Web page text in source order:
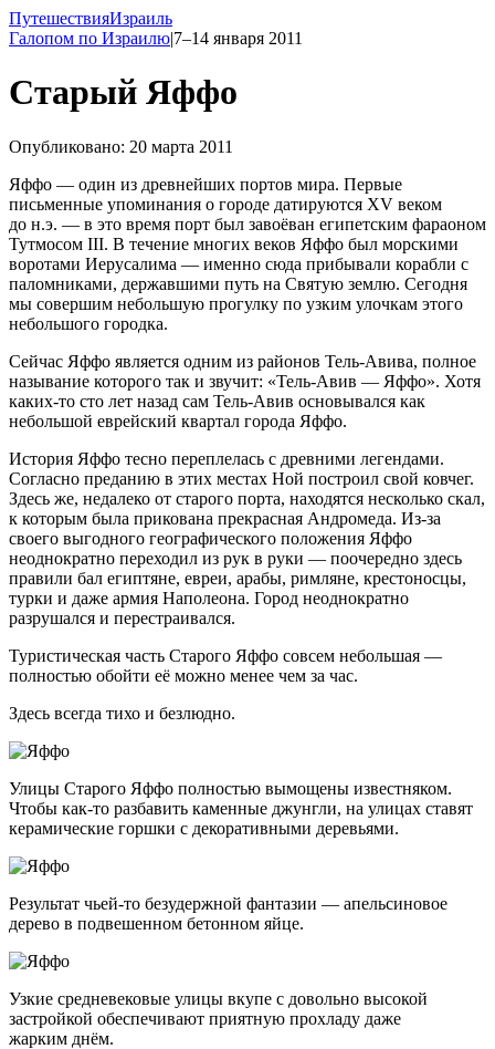
ПутешествияИзраиль
Галопом по Израилю|7–14 января 2011
Старый Яффо
Опубликовано: 20 марта 2011
Яффо — один из древнейших портов мира. Первые
письменные упоминания о городе датируются XV веком
до н.э. — в это время порт был завоёван египетским фараоном
Тутмосом III. В течение многих веков Яффо был морскими
воротами Иерусалима — именно сюда прибывали корабли с
паломниками, державшими путь на Святую землю. Сегодня
мы совершим небольшую прогулку по узким улочкам этого
небольшого городка.
Сейчас Яффо является одним из районов Тель-Авива, полное
называние которого так и звучит: «Тель-Авив — Яффо». Хотя
каких-то сто лет назад сам Тель-Авив основывался как
небольшой еврейский квартал города Яффо.
История Яффо тесно переплелась с древними легендами.
Согласно преданию в этих местах Ной построил свой ковчег.
Здесь же, недалеко от старого порта, находятся несколько скал,
к которым была прикована прекрасная Андромеда. Из-за
своего выгодного географического положения Яффо
неоднократно переходил из рук в руки — поочередно здесь
правили бал египтяне, евреи, арабы, римляне, крестоносцы,
турки и даже армия Наполеона. Город неоднократно
разрушался и перестраивался.
Туристическая часть Старого Яффо совсем небольшая —
полностью обойти её можно менее чем за час.
Здесь всегда тихо и безлюдно.
Улицы Старого Яффо полностью вымощены известняком.
Чтобы как-то разбавить каменные джунгли, на улицах ставят
керамические горшки с декоративными деревьями.
Результат чьей-то безудержной фантазии — апельсиновое
дерево в подвешенном бетонном яйце.
Узкие средневековые улицы вкупе с довольно высокой
застройкой обеспечивают приятную прохладу даже
жарким днём.